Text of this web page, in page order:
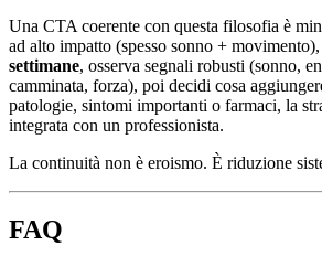
Una CTA coerente con questa filosofia è
ad alto impatto (spesso sonno +
settimane, osserva segnali robusti (sonno,
camminata, forza), poi decidi cosa
patologie, sintomi importanti o farmaci, la
integrata con un professionista.
La continuità non è eroismo. È riduzione
FAQ